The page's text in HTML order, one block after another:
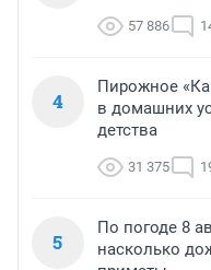
57 886
4
Пирожное
в домашних
детства
31 375
5
По погоде 8
насколько